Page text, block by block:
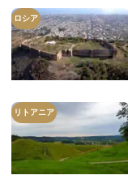
ロシア
リトアニア